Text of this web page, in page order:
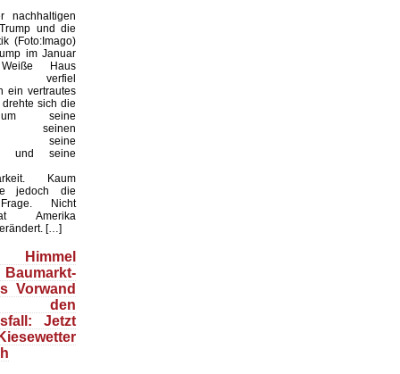
nachhaltigen
und die
(Foto:Imago)
im Januar
Haus
verfiel
ein vertrautes
sich die
seine
seinen
seine
und seine
Kaum
jedoch die
Nicht
Amerika
[…]
Vorwand
Jetzt